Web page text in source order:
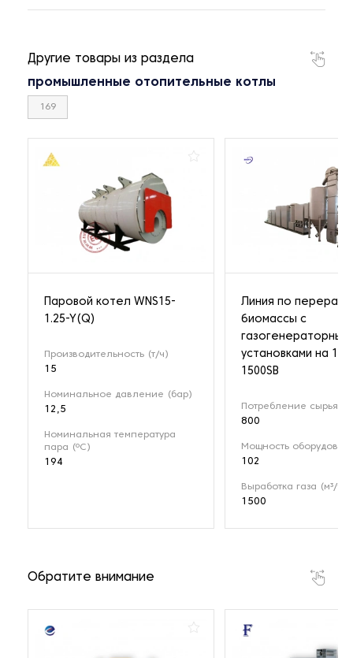
Другие товары из раздела
промышленные отопительные котлы
169
Паровой котел WNS15-
1.25-Y(Q)
Производительность (т/ч)
15
Номинальное давление (бар)
12,5
Номинальная температура
пара (ºС)
194
Линия по
биомассы с
установками на 1
1500SB
Потребление сырья
800
Мощность
102
Выработка газа (м³/ч)
1500
Обратите внимание